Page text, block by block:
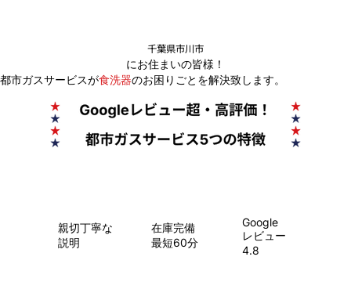
にお住まいの皆様！
千葉県市川市
都市ガスサービスが食洗器のお困りごとを解決致します。
親切丁寧な
説明
在庫完備
最短60分
Google
レビュー
4.8